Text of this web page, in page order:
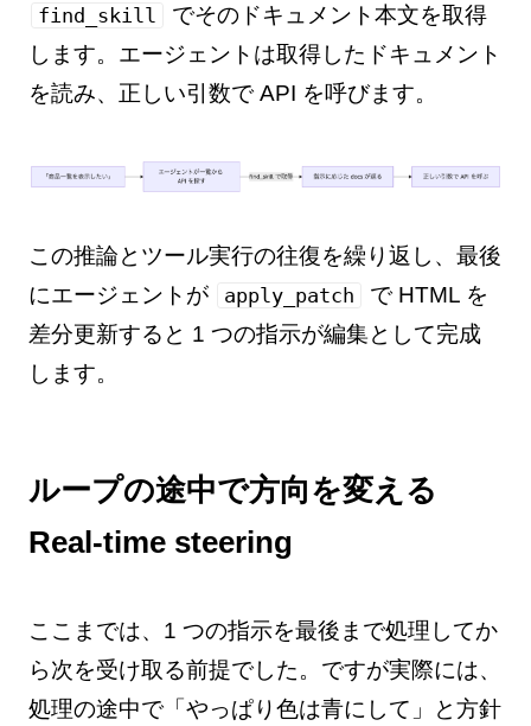
find_skill
でそのドキュメント本文を取得
します。エージェントは取得したドキュメント
を読み、正しい引数で API を呼びます。
この推論とツール実行の往復を繰り返し、最後
にエージェントが
apply_patch
で HTML を
差分更新すると 1 つの指示が編集として完成
します。
ループの途中で方向を変える
Real-time steering
ここまでは、1 つの指示を最後まで処理してか
ら次を受け取る前提でした。ですが実際には、
処理の途中で「やっぱり色は青にして」と方針